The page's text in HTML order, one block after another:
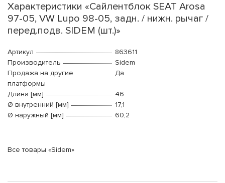
Характеристики «Сайлентблок SEAT Arosa
97-05, VW Lupo 98-05, задн. / нижн. рычаг /
перед.подв. SIDEM (шт.)»
Артикул
863611
Производитель
Sidem
Продажа на другие
платформы
Да
Длина [мм]
46
Ø внутренний [мм]
17,1
Ø наружный [мм]
60,2
Все товары «Sidem»